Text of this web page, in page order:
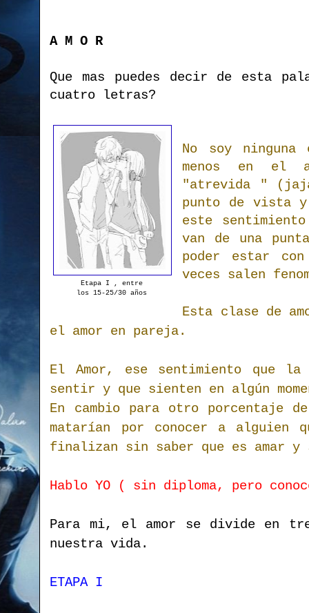
A M O R
Que mas puedes decir de esta
cuatro letras?
Etapa I , entre
los 15-25/30 años
No soy ninguna
menos en el
"atrevida "
punto de vista
este
van de una
poder estar con
veces salen
Esta clase de
el amor en pareja.
El Amor, ese sentimiento que la
sentir y que sienten en algún
En cambio para otro porcentaje
matarían por conocer a alguien
finalizan sin saber que es amar y
Hablo YO ( sin diploma, pero
Para mi, el amor se divide en
nuestra vida.
ETAPA I